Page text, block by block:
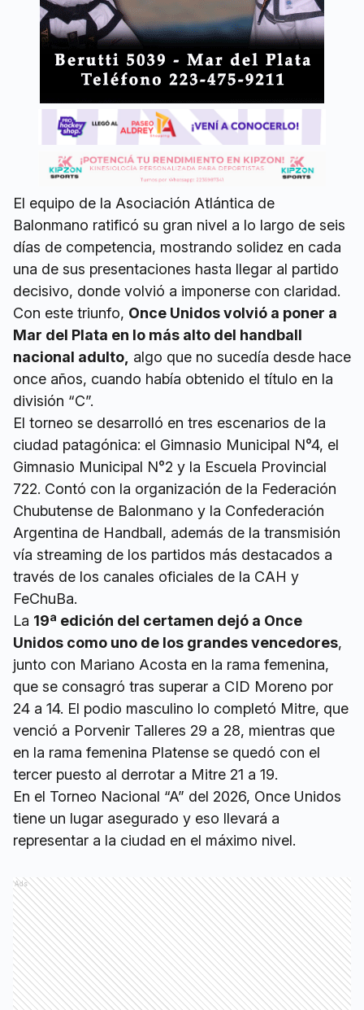
El equipo de la Asociación Atlántica de
Balonmano ratificó su gran nivel a lo largo de seis
días de competencia, mostrando solidez en cada
una de sus presentaciones hasta llegar al partido
decisivo, donde volvió a imponerse con claridad.
Con este triunfo, Once Unidos volvió a poner a
Mar del Plata en lo más alto del handball
nacional adulto, algo que no sucedía desde hace
once años, cuando había obtenido el título en la
división “C”.
El torneo se desarrolló en tres escenarios de la
ciudad patagónica: el Gimnasio Municipal N°4, el
Gimnasio Municipal N°2 y la Escuela Provincial
722. Contó con la organización de la Federación
Chubutense de Balonmano y la Confederación
Argentina de Handball, además de la transmisión
vía streaming de los partidos más destacados a
través de los canales oficiales de la CAH y
FeChuBa.
La 19ª edición del certamen dejó a Once
Unidos como uno de los grandes vencedores,
junto con Mariano Acosta en la rama femenina,
que se consagró tras superar a CID Moreno por
24 a 14. El podio masculino lo completó Mitre, que
venció a Porvenir Talleres 29 a 28, mientras que
en la rama femenina Platense se quedó con el
tercer puesto al derrotar a Mitre 21 a 19.
En el Torneo Nacional “A” del 2026, Once Unidos
tiene un lugar asegurado y eso llevará a
representar a la ciudad en el máximo nivel.
Ads